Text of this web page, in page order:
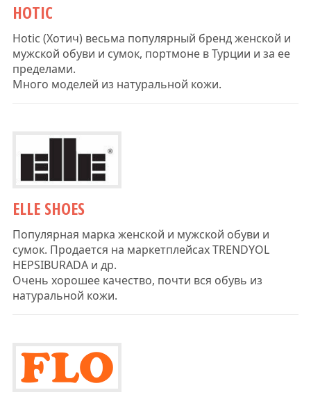
HOTIC
Hotic (Хотич) весьма популярный бренд женской и
мужской обуви и сумок, портмоне в Турции и за ее
пределами.
Много моделей из натуральной кожи.
ELLE SHOES
Популярная марка женской и мужской обуви и
сумок. Продается на маркетплейсах TRENDYOL
HEPSIBURADA и др.
Очень хорошее качество, почти вся обувь из
натуральной кожи.